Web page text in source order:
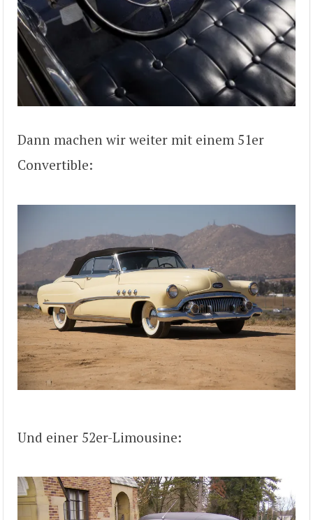
Dann machen wir weiter mit einem 51er
Convertible:
Und einer 52er-Limousine: